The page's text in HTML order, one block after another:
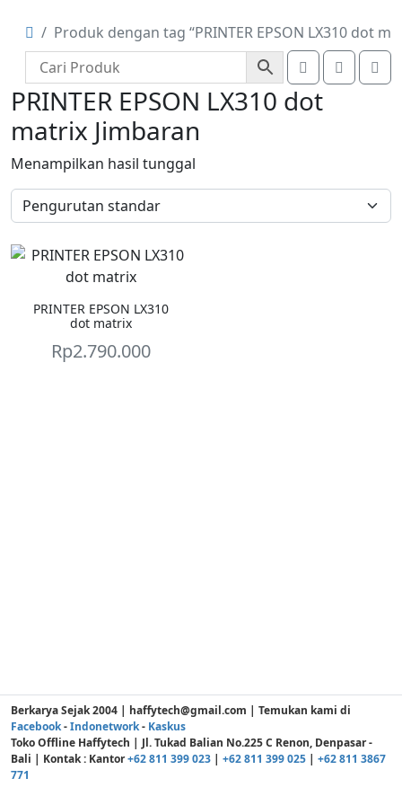
Produk dengan tag “PRINTER EPSON LX310 dot
Account
PRINTER EPSON LX310 dot
matrix Jimbaran
Menampilkan hasil tunggal
PRINTER EPSON LX310
dot matrix
Rp2.790.000
Berkarya Sejak 2004 | haffytech@gmail.com | Temukan kami di
Facebook-Indonetwork- Kaskus
Toko Offline Haffytech | Jl. Tukad Balian No.225 C Renon, Denpasar -
Bali | Kontak : Kantor+62 811 399 023 | +62 811 399 025 | +62 811 3867
771